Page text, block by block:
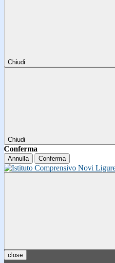
Chiudi
Chiudi
Conferma
Annulla Conferma
close